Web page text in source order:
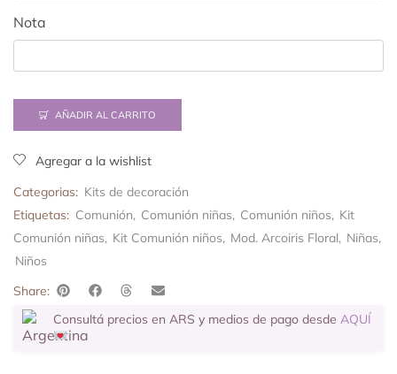
Nota
AÑADIR AL CARRITO
Agregar a la wishlist
Categorias: Kits de decoración
Etiquetas: Comunión, Comunión niñas, Comunión niños, Kit
Comunión niñas, Kit Comunión niños, Mod. Arcoiris Floral, Niñas,
Niños
Share:
Consultá precios en ARS y medios de pago desde AQUÍ